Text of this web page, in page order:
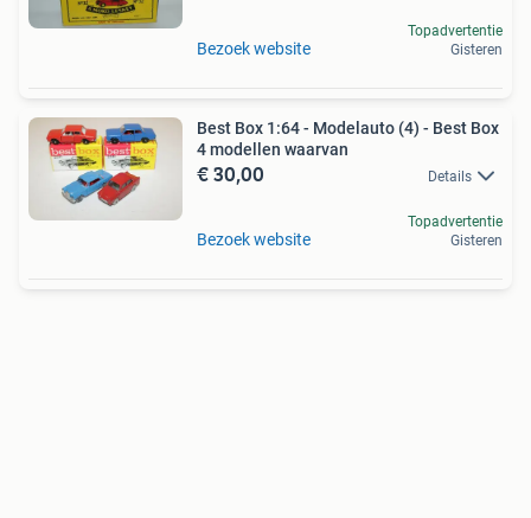
Bezoek website
Topadvertentie
Gisteren
Best Box 1:64 - Modelauto (4) - Best Box
4 modellen waarvan
€ 30,00 Details
Bezoek website
Topadvertentie
Gisteren